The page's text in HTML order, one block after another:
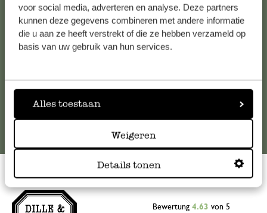
voor social media, adverteren en analyse. Deze partners
kunnen deze gegevens combineren met andere informatie
die u aan ze heeft verstrekt of die ze hebben verzameld op
basis van uw gebruik van hun services.
Alles toestaan
Weigeren
Details tonen
Sie sich bitte an unseren Kundenservice. Oder lesen Sie hier
die Antworten aufhäufig gestellte Fragen.
Online-Kundenservice
Bewertung 4.63 von 5